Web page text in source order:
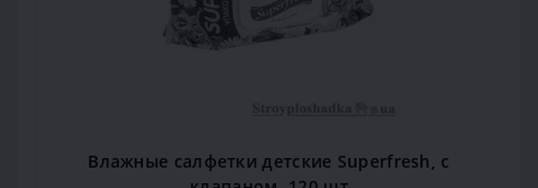
Влажные салфетки детские Superfresh, с